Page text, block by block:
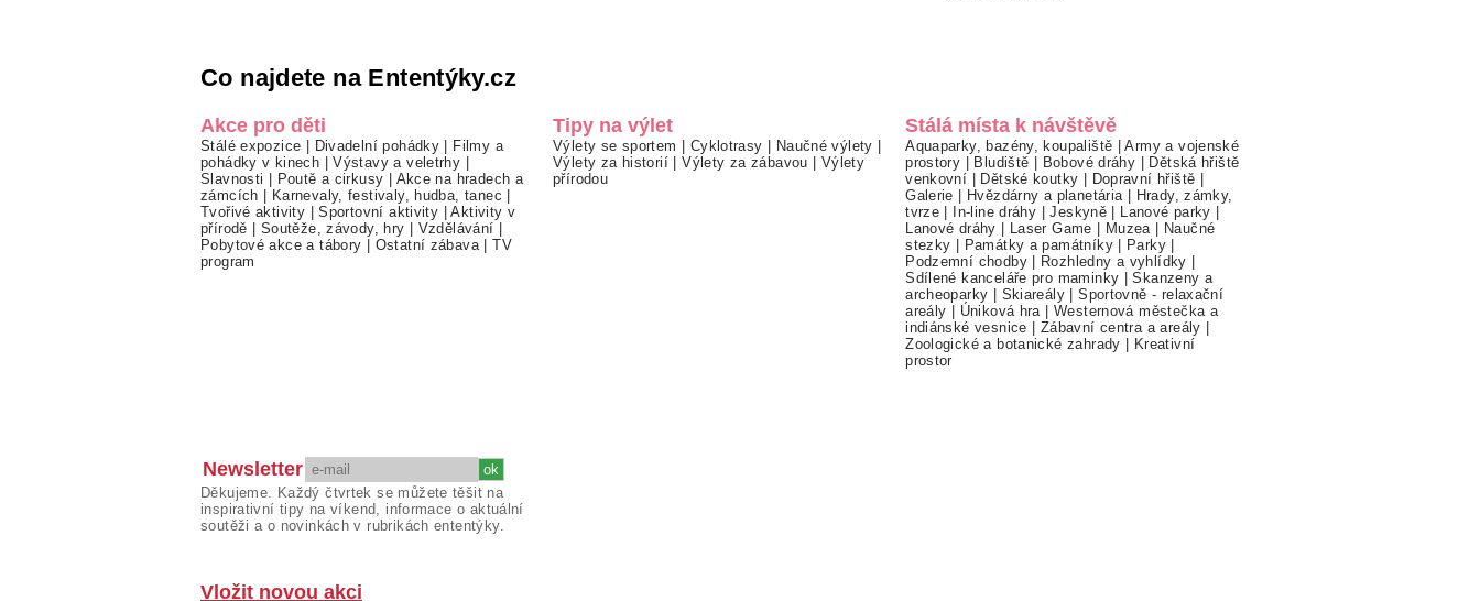
Co najdete na Ententýky.cz
Akce pro děti
Stálé expozice Divadelní pohádky
Filmy a
pohádky v kinech |Výstavy a veletrhy
Slavnosti
Poutě a cirkusy
Akce na hradech a
zámcích
Karnevaly, festivaly, hudba, tanec
Tvořivé aktivity |Sportovní aktivity |Aktivity v
přírodě
Soutěže, závody, hry Vzdělávání
Pobytové akce a tábory
Ostatní zábava|TV
program
Tipy na výlet
Výlety se sportem Cyklotrasy Naučné výlety
Výlety za historií |Výlety za zábavou
Výlety
přírodou
Stálá místa k návštěvě
Aquaparky, bazény, koupaliště |Army a vojenské
prostory
Bludiště Bobové dráhy
Dětská hřiště
venkovní
Dětské koutky Dopravní hřiště
Galerie
Hvězdárny a planetária|
Hrady, zámky,
tvrze
In-line dráhy |Jeskyně Lanové parky
Lanové dráhy
Laser Game Muzea|
Naučné
stezky
Památky a památníky| Parky
Podzemní chodby| Rozhledny a vyhlídky
Sdílené kanceláře pro maminky |Skanzeny a
archeoparky
Skiareály |Sportovně - relaxační
areály
Úniková hra|Westernová městečka a
indiánské vesnice
Zábavní centra a areály
Zoologické a botanické zahrady
Kreativní
prostor
Newsletter
Děkujeme. Každý čtvrtek se můžete těšit na
inspirativní tipy na víkend, informace o aktuální
soutěži a o novinkách v rubrikách ententýky.
Vložit novou akci